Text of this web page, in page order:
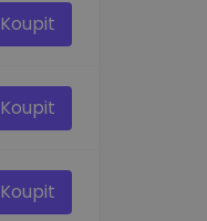
Koupit
Koupit
Koupit